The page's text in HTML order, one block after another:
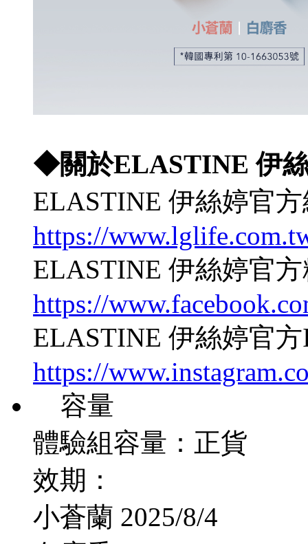
◆關於ELASTINE 伊
ELASTINE 伊絲婷官
https://
ELASTINE 伊絲婷官
https://
ELASTINE 伊絲婷官方
https://
容量
體驗組容量：正貨
效期：
小蒼蘭 2025/8/4